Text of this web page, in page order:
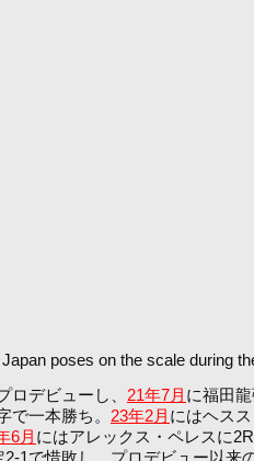
poses on the scale during
デビューし、 21年7月 に福田
で一本勝ち。 23年2月 にはヘス
6月 にはアレックス・ペレスに